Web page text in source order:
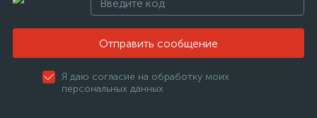
Отправить сообщение
Я даю согласие на обработку моих
персональных данных